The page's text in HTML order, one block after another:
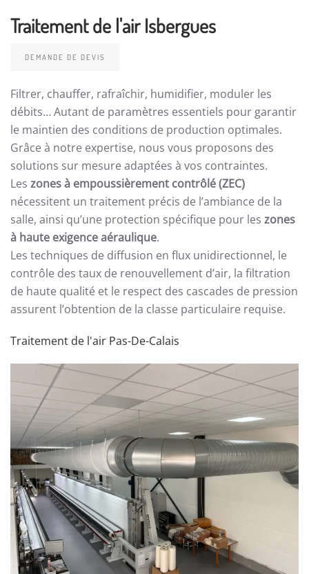
Traitement de l'air Isbergues
DEMANDE DE DEVIS
Filtrer, chauffer, rafraîchir, humidifier, moduler les
débits… Autant de paramètres essentiels pour garantir
le maintien des conditions de production optimales.
Grâce à notre expertise, nous vous proposons des
solutions sur mesure adaptées à vos contraintes.
Les zones à empoussièrement contrôlé (ZEC)
nécessitent un traitement précis de l’ambiance de la
salle, ainsi qu’une protection spécifique pour les zones
à haute exigence aéraulique.
Les techniques de diffusion en flux unidirectionnel, le
contrôle des taux de renouvellement d’air, la filtration
de haute qualité et le respect des cascades de pression
assurent l’obtention de la classe particulaire requise.
Traitement de l'air Pas-De-Calais